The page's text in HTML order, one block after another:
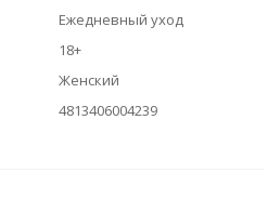
Ежедневный уход
18+
Женский
4813406004239